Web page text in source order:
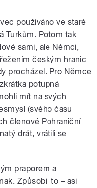
používáno ve staré
Turkům. Potom tak
sami, ale Němci,
českým hranic
procházel. Pro Němce
potupná
mít na svých
(svého času
členové Pohraniční
drát, vrátili se
praporem a
Způsobil to – asi